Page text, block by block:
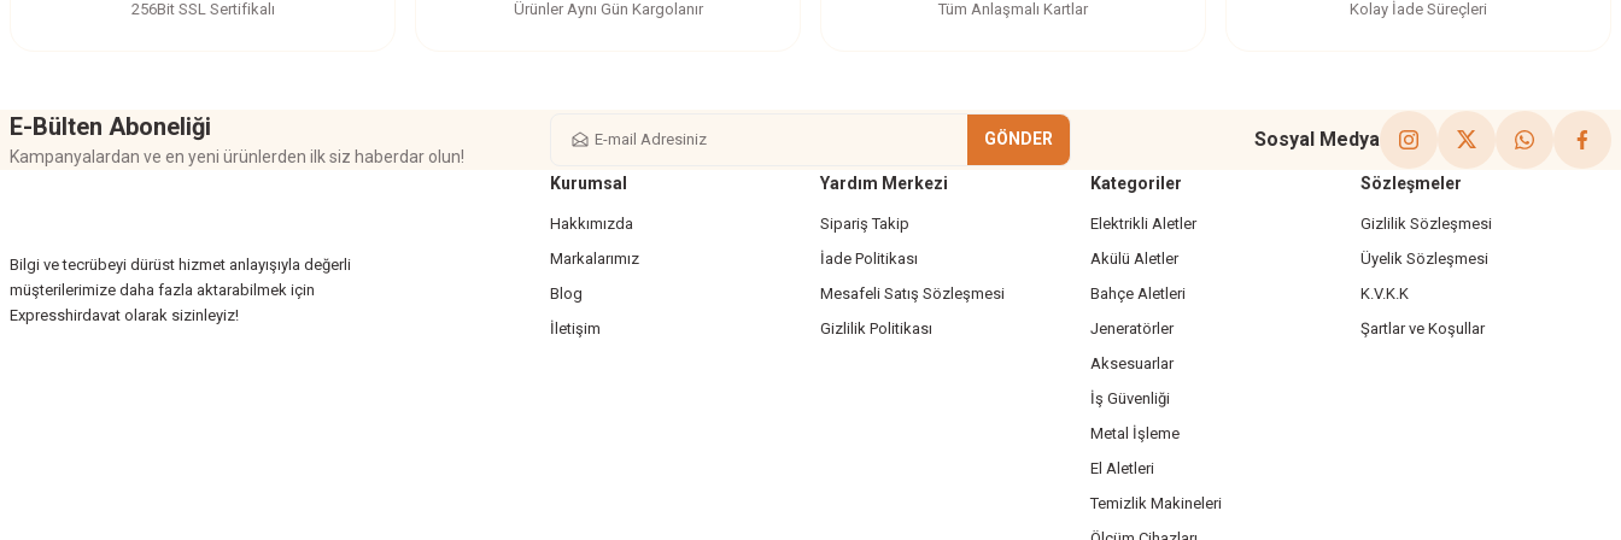
Gönder
256Bit SSL Sertifikalı Ürünler Aynı Gün Kargolanır Tüm Anlaşmalı Kartlar Kolay İade Süreçleri
E-Bülten Aboneliği
Kampanyalardan ve en yeni ürünlerden ilk siz haberdar olun!
GÖNDER Sosyal Medya
Bilgi ve tecrübeyi dürüst hizmet anlayışıyla değerli
müşterilerimize daha fazla aktarabilmek için
Expresshirdavat olarak sizinleyiz!
Kurumsal
Hakkımızda
Markalarımız
Blog
İletişim
Yardım Merkezi
Sipariş Takip
İade Politikası
Mesafeli Satış Sözleşmesi
Gizlilik Politikası
Kategoriler
Elektrikli Aletler
Akülü Aletler
Bahçe Aletleri
Jeneratörler
Aksesuarlar
İş Güvenliği
Metal İşleme
El Aletleri
Temizlik Makineleri
Sözleşmeler
Gizlilik Sözleşmesi
Üyelik Sözleşmesi
K.V.K.K
Şartlar ve Koşullar